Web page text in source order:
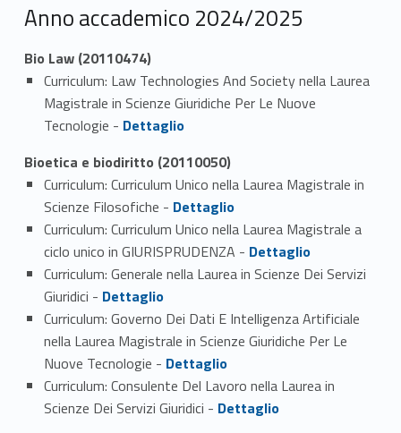
Anno accademico 2024/2025
Bio Law (20110474)
Curriculum: Law Technologies And Society nella Laurea
Magistrale in Scienze Giuridiche Per Le Nuove
Tecnologie - Link identifier #identifier_person_107354-1
Dettaglio
Bioetica e biodiritto (20110050)
Curriculum: Curriculum Unico nella Laurea Magistrale in
Scienze Filosofiche - Link identifier #identifier_person_47130-1
Dettaglio
Curriculum: Curriculum Unico nella Laurea Magistrale a
ciclo unico in GIURISPRUDENZA - Link identifier #identifier_person_108017-2
Dettaglio
Curriculum: Generale nella Laurea in Scienze Dei Servizi
Giuridici - Link identifier #identifier_person_42379-3
Dettaglio
Curriculum: Governo Dei Dati E Intelligenza Artificiale
nella Laurea Magistrale in Scienze Giuridiche Per Le
Nuove Tecnologie - Link identifier #identifier_person_87699-4
Dettaglio
Curriculum: Consulente Del Lavoro nella Laurea in
Scienze Dei Servizi Giuridici - Link identifier #identifier_person_147228-5
Dettaglio